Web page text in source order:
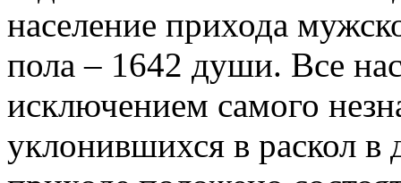
население прихода
пола – 1642 души. Все
исключением самого
уклонившихся в раскол